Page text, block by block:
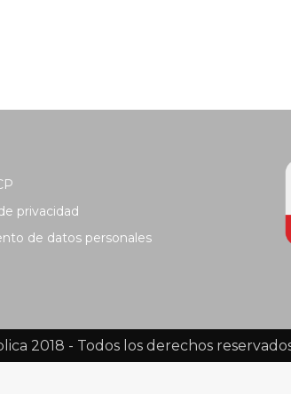
privacidad
de datos personales
2018 - Todos los derechos